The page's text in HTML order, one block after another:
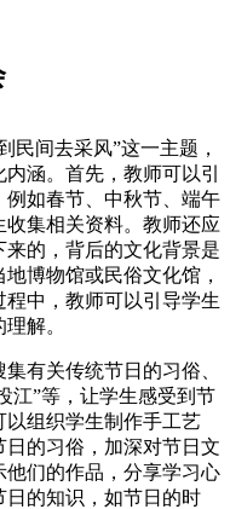
民间去采风”这一主题，
涵。首先，教师可以引
如春节、中秋节、端午
集相关资料。教师还应
的，背后的文化背景是
博物馆或民俗文化馆，
中，教师可以引导学生
解。
有关传统节日的习俗、
江”等，让学生感受到节
以组织学生制作手工艺
的习俗，加深对节日文
们的作品，分享学习心
的知识，如节日的时